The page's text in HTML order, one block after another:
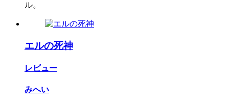
ル。
エルの死神
レビュー
みへい